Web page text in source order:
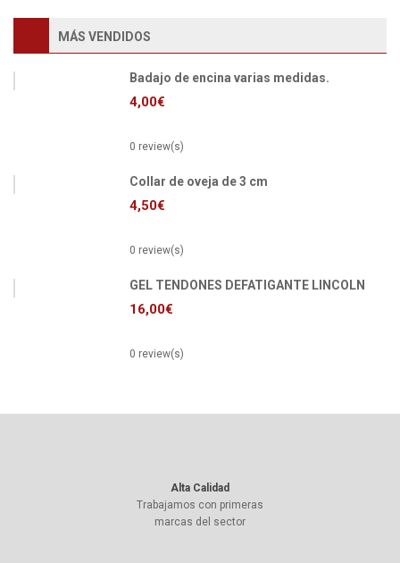
MÁS VENDIDOS
Badajo de encina varias medidas.
4,00€
0 review(s)
Collar de oveja de 3 cm
4,50€
0 review(s)
GEL TENDONES DEFATIGANTE LINCOLN
16,00€
0 review(s)
Alta Calidad
Trabajamos con primeras
marcas del sector